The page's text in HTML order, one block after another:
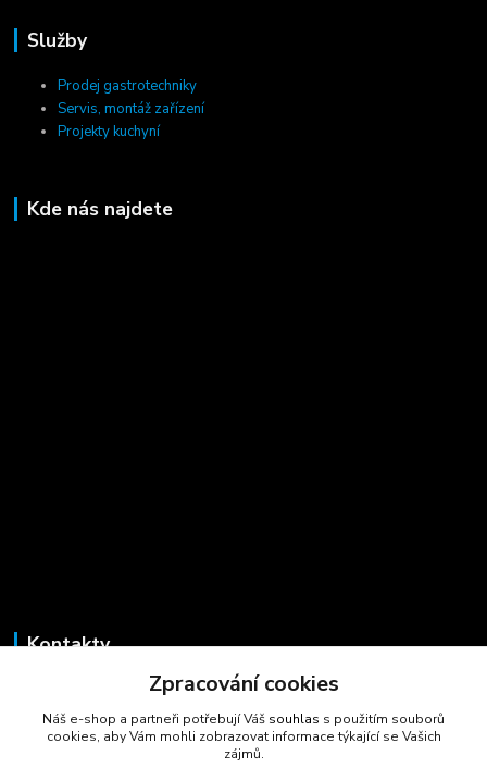
Služby
Prodej gastrotechniky
Servis, montáž zařízení
Projekty kuchyní
Kde nás najdete
Kontakty
+420 723 725 881
(Po-Pá, 8-16 hod.)
Zpracování cookies
Náš e-shop a partneři potřebují Váš souhlas s použitím souborů
cookies, aby Vám mohli zobrazovat informace týkající se Vašich
zájmů.